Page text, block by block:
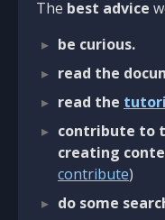
The best advice
be curious.
read the
read the
contribute to
creating
contribute)
do some